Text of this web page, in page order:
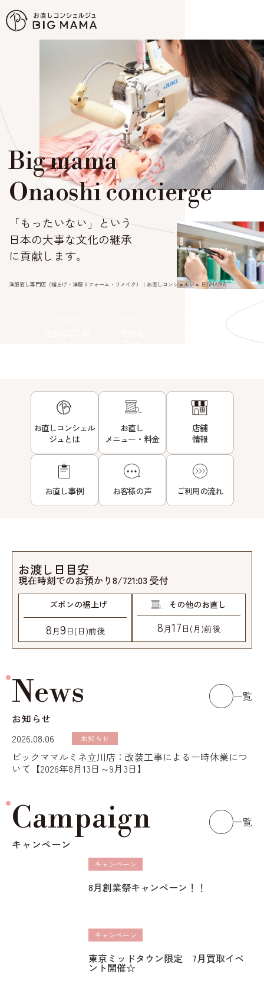
洋服直し専門店（裾上げ・洋服リフォーム・リメイク）｜お直しコンシェルジュ BIGMAMA
Big mama
Onaoshi concierge
「もったいない」という
日本の大事な文化の継承
に貢献します。
お直しコンシェル
ジュとは
お直し
メニュー・料金
店舗
情報
お直し事例 お客様の声 ご利用の流れ
お渡し日目安
現在時刻でのお預かり8/721:03 受付
ズボンの裾上げ
8月9 日 (日)前後
その他のお直し
8月17 日 (月)前後
News
お知らせ
一覧
2026.08.06 お知らせ
ビックママルミネ立川店：改装工事による一時休業につ
いて【2026年8月13日～9月3日】
Campaign
キャンペーン
一覧
キャンペーン
8月創業祭キャンペーン！！
キャンペーン
東京ミッドタウン限定 7月買取イベ
ント開催☆